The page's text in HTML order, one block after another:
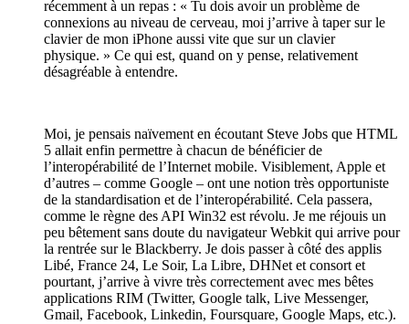
récemment à un repas : « Tu dois avoir un problème de
connexions au niveau de cerveau, moi j’arrive à taper sur le
clavier de mon iPhone aussi vite que sur un clavier
physique. » Ce qui est, quand on y pense, relativement
désagréable à entendre.
Moi, je pensais naïvement en écoutant Steve Jobs que HTML
5 allait enfin permettre à chacun de bénéficier de
l’interopérabilité de l’Internet mobile. Visiblement, Apple et
d’autres – comme Google – ont une notion très opportuniste
de la standardisation et de l’interopérabilité. Cela passera,
comme le règne des API Win32 est révolu. Je me réjouis un
peu bêtement sans doute du navigateur Webkit qui arrive pour
la rentrée sur le Blackberry. Je dois passer à côté des applis
Libé, France 24, Le Soir, La Libre, DHNet et consort et
pourtant, j’arrive à vivre très correctement avec mes bêtes
applications RIM (Twitter, Google talk, Live Messenger,
Gmail, Facebook, Linkedin, Foursquare, Google Maps, etc.).